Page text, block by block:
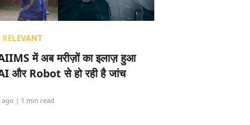
में अब मरीज़ों का इलाज़ हुआ
और Robot से हो रही है जांच
ago | 1 min read